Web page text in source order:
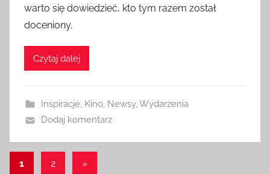
warto się dowiedzieć, kto tym razem został
doceniony,
Czytaj dalej
Inspiracje, Kino, Newsy,Wydarzenia
Dodaj komentarz
Stronicowanie
1 2
Następne
»